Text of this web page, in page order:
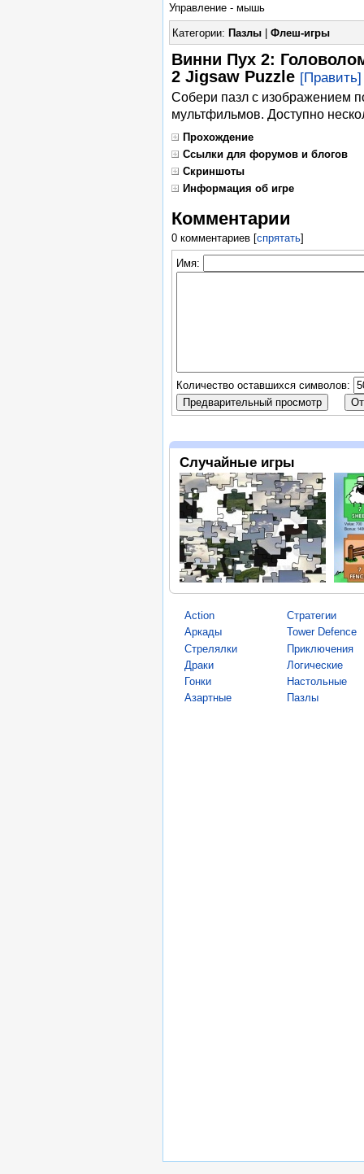
Управление - мышь
Категории: Пазлы| Флеш-игры
Винни Пух 2:
2 Jigsaw Puzzle [Править]
Собери пазл с изображением
мультфильмов. Доступно
Прохождение
Ссылки для форумов и блогов
Скриншоты
Информация об игре
Комментарии
0 комментариев[спрятать]
Имя:
Количество оставшихся символов:
Случайные игры
Action
Аркады
Стрелялки
Драки
Гонки
Азартные
Стратегии
Tower Defence
Приключения
Логические
Настольные
Пазлы